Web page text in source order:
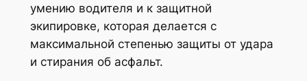
умению водителя и к защитной
экипировке, которая делается с
максимальной степенью защиты от удара
и стирания об асфальт.